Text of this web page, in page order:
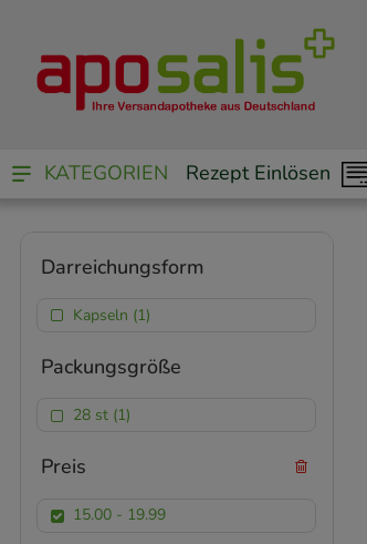
KATEGORIEN Rezept Einlösen
Darreichungsform
Kapseln (1)
Packungsgröße
28 st (1)
Preis
15.00 - 19.99